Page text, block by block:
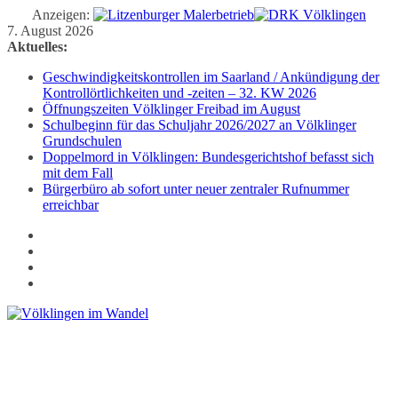
Anzeigen:
Zum
Inhalt
7. August 2026
Aktuelles:
Geschwindigkeitskontrollen im Saarland / Ankündigung der
Kontrollörtlichkeiten und -zeiten – 32. KW 2026
Öffnungszeiten Völklinger Freibad im August
Schulbeginn für das Schuljahr 2026/2027 an Völklinger
Grundschulen
Doppelmord in Völklingen: Bundesgerichtshof befasst sich
mit dem Fall
Bürgerbüro ab sofort unter neuer zentraler Rufnummer
erreichbar